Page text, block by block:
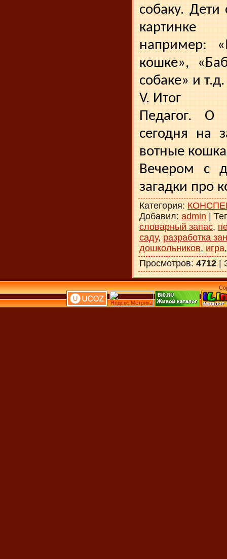
собаку. Дети
например:
кош­ке»,
собаке» и т.д.
V. Итог
Педагог.
сегодня на
вотные
Вечером с
загадки про
Категория:
Добавил: admin |
словарный запас,
саду, разработка
дошкольников, игра
Просмотров: 4712 |